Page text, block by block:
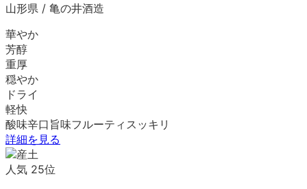
山形県 / 亀の井酒造
華やか
芳醇
重厚
穏やか
ドライ
軽快
酸味辛口 旨味フルーティ スッキリ
詳細を見る
人気 25位